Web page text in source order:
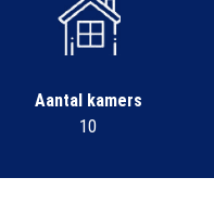
Aantal kamers
10